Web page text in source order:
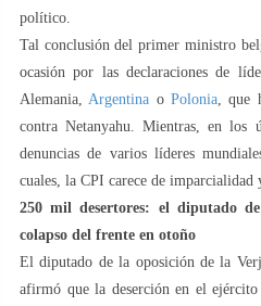
político.
Tal conclusión del primer ministro
ocasión por las declaraciones de
Alemania, Argentina o Polonia, que
contra Netanyahu. Mientras, en los
denuncias de varios líderes
cuales, la CPI carece de imparcialidad
250 mil desertores: el diputado
colapso del frente en otoño
El diputado de la oposición de la
afirmó que la deserción en el